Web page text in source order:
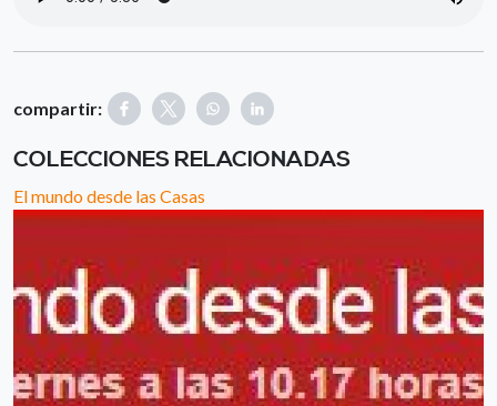
compartir:
COLECCIONES RELACIONADAS
El mundo desde las Casas